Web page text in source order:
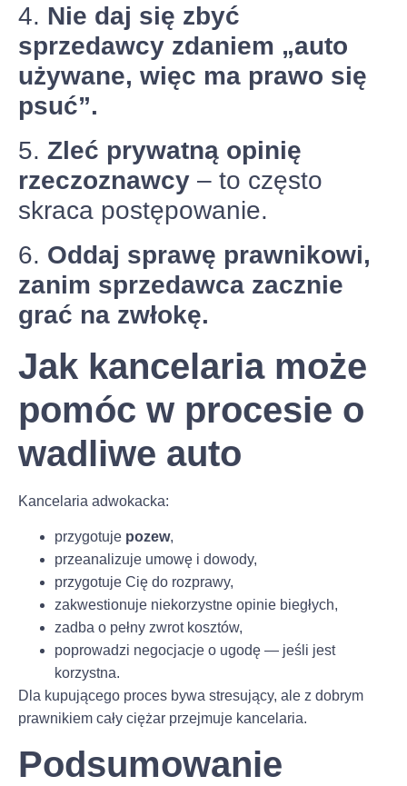
4. Nie daj się zbyć
sprzedawcy zdaniem „auto
używane, więc ma prawo się
psuć”.
5. Zleć prywatną opinię
rzeczoznawcy – to często
skraca postępowanie.
6. Oddaj sprawę prawnikowi,
zanim sprzedawca zacznie
grać na zwłokę.
Jak kancelaria może
pomóc w procesie o
wadliwe auto
Kancelaria adwokacka:
przygotuje pozew,
przeanalizuje umowę i dowody,
przygotuje Cię do rozprawy,
zakwestionuje niekorzystne opinie biegłych,
zadba o pełny zwrot kosztów,
poprowadzi negocjacje o ugodę — jeśli jest
korzystna.
Dla kupującego proces bywa stresujący, ale z dobrym
prawnikiem cały ciężar przejmuje kancelaria.
Podsumowanie